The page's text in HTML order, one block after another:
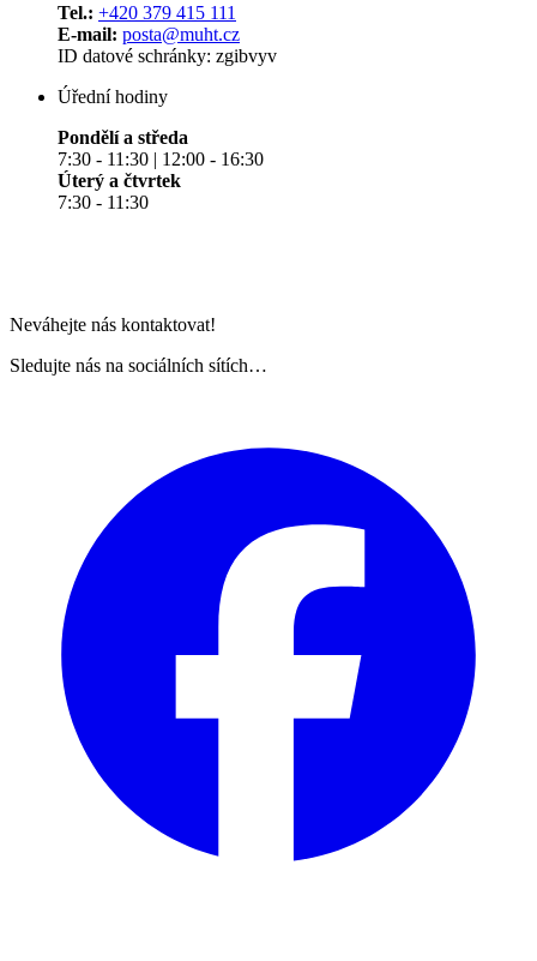
Tel.: +420 379 415 111
E-mail: posta@muht.cz
ID datové schránky: zgibvyv
Úřední hodiny
Pondělí a středa
7:30 - 11:30 | 12:00 - 16:30
Úterý a čtvrtek
7:30 - 11:30
Neváhejte nás kontaktovat!
Sledujte nás na sociálních sítích…